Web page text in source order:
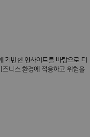
기반한 인사이트를 바탕으로 더
니스 환경에 적응하고 위험을